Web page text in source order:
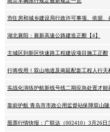
市住房和城乡建设局行政许可事项、依据、
湖北襄阳：襄新高速公路建造正酣【4】
主城区到新区快速路工程建设项目施工正酣
行将投用！双山地道及南延配套工程人行天
实战化演练护航新线号线二期应急处置才能
靠前护航 青岛市市政公用监督站保障双山
股票行情快报：广联达（002410）3月26